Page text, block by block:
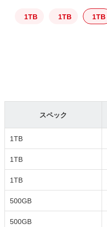
1TB 1TB 1TB
スペック
1TB
1TB
1TB
500GB
500GB